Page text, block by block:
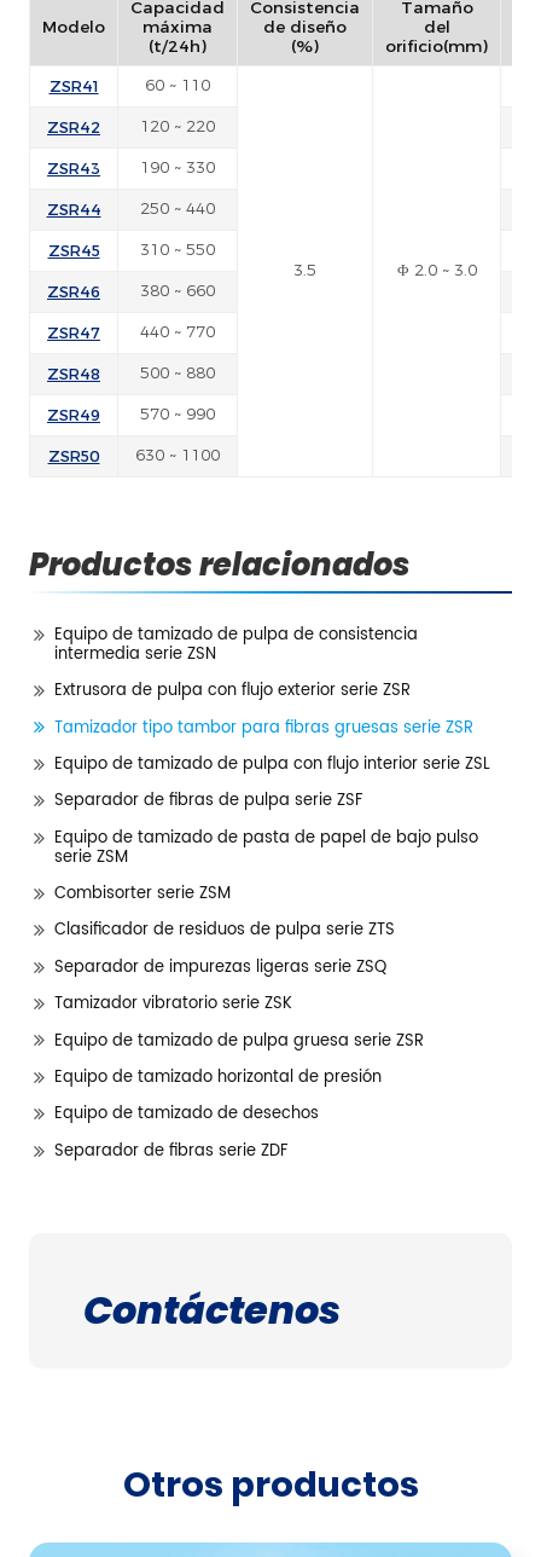
Modelo
Capacidad
máxima
(t/24h)
Consistencia
de diseño
(%)
Tamaño
del
orificio(mm)
ZSR41 60 ~ 110
3.5 Φ 2.0 ~ 3.0
ZSR42 120 ~ 220
ZSR43 190 ~ 330
ZSR44 250 ~ 440
ZSR45 310 ~ 550
ZSR46 380 ~ 660
ZSR47 440 ~ 770
ZSR48 500 ~ 880
ZSR49 570 ~ 990
ZSR50 630 ~ 1100
Productos relacionados
Equipo de tamizado de pulpa de consistencia
intermedia serie ZSN
Extrusora de pulpa con flujo exterior serie ZSR
Tamizador tipo tambor para fibras gruesas serie ZSR
Equipo de tamizado de pulpa con flujo interior serie ZSL
Separador de fibras de pulpa serie ZSF
Equipo de tamizado de pasta de papel de bajo pulso
serie ZSM
Combisorter serie ZSM
Clasificador de residuos de pulpa serie ZTS
Separador de impurezas ligeras serie ZSQ
Tamizador vibratorio serie ZSK
Equipo de tamizado de pulpa gruesa serie ZSR
Equipo de tamizado horizontal de presión
Equipo de tamizado de desechos
Separador de fibras serie ZDF
Contáctenos
Otros productos